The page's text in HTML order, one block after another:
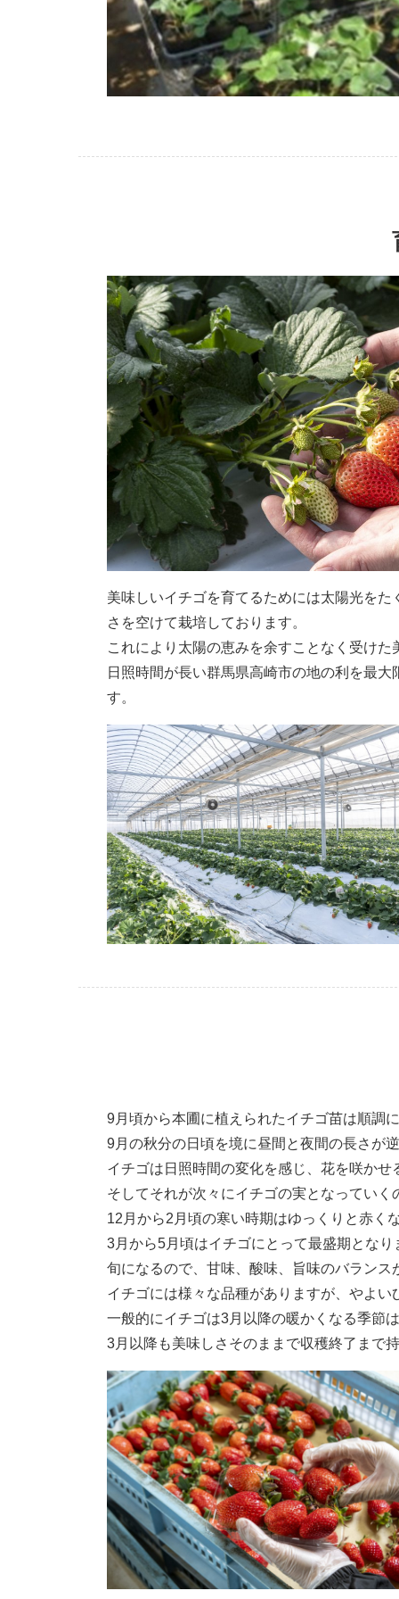
美味しいイチゴを育てるためには太陽光を
さを空けて栽培しております。
これにより太陽の恵みを余すことなく受け
日照時間が長い群馬県高崎市の地の利を最
す。
9月頃から本圃に植えられたイチゴ苗は順調
9月の秋分の日頃を境に昼間と夜間の長さが
イチゴは日照時間の変化を感じ、花を咲かせ
そしてそれが次々にイチゴの実となっていく
12月から2月頃の寒い時期はゆっくりと赤く
3月から5月頃はイチゴにとって最盛期とな
旬になるので、甘味、酸味、旨味のバランス
イチゴには様々な品種がありますが、やよ
一般的にイチゴは3月以降の暖かくなる季節
3月以降も美味しさそのままで収穫終了まで